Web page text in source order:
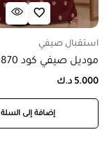
استقبال صيفي
موديل صيفي كود 0870 – عنابي
5.000 د.ك
إضافة إلى السلة